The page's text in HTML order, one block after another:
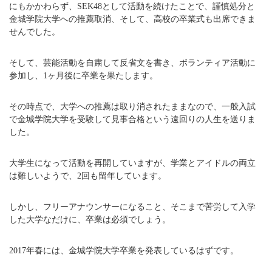
にもかかわらず、SEK48として活動を続けたことで、謹慎処分と
金城学院大学への推薦取消、そして、高校の卒業式も出席できま
せんでした。
そして、芸能活動を自粛して反省文を書き、ボランティア活動に
参加し、1ヶ月後に卒業を果たします。
その時点で、大学への推薦は取り消されたままなので、一般入試
で金城学院大学を受験して見事合格という遠回りの人生を送りま
した。
大学生になって活動を再開していますが、学業とアイドルの両立
は難しいようで、2回も留年しています。
しかし、フリーアナウンサーになること、そこまで苦労して入学
した大学なだけに、卒業は必須でしょう。
2017年春には、金城学院大学卒業を発表しているはずです。